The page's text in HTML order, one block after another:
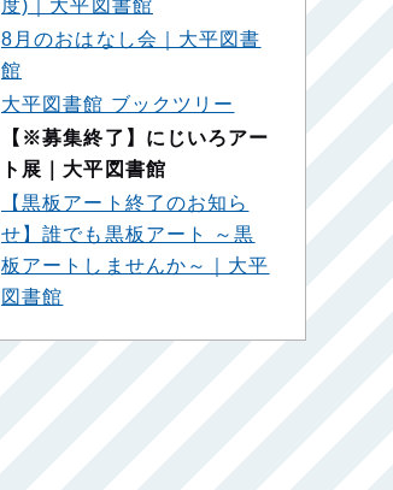
度)｜大平図書館
8月のおはなし会｜大平図書
館
大平図書館 ブックツリー
【※募集終了】にじいろアー
ト展｜大平図書館
【黒板アート終了のお知ら
せ】誰でも黒板アート ～黒
板アートしませんか～｜大平
図書館